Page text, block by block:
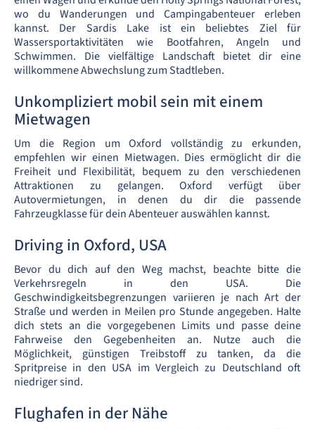
wo du Wanderungen und Campingabenteuer erleben
kannst. Der Sardis Lake ist ein beliebtes Ziel für
Wassersportaktivitäten wie Bootfahren, Angeln und
Schwimmen. Die vielfältige Landschaft bietet dir eine
willkommene Abwechslung zum Stadtleben.
Unkompliziert mobil sein mit einem
Mietwagen
Um die Region um Oxford vollständig zu erkunden,
empfehlen wir einen Mietwagen. Dies ermöglicht dir die
Freiheit und Flexibilität, bequem zu den verschiedenen
Attraktionen zu gelangen. Oxford verfügt über
Autovermietungen, in denen du dir die passende
Fahrzeugklasse für dein Abenteuer auswählen kannst.
Driving in Oxford, USA
Bevor du dich auf den Weg machst, beachte bitte die
Verkehrsregeln in den USA. Die
Geschwindigkeitsbegrenzungen variieren je nach Art der
Straße und werden in Meilen pro Stunde angegeben. Halte
dich stets an die vorgegebenen Limits und passe deine
Fahrweise den Gegebenheiten an. Nutze auch die
Möglichkeit, günstigen Treibstoff zu tanken, da die
Spritpreise in den USA im Vergleich zu Deutschland oft
niedriger sind.
Flughafen in der Nähe